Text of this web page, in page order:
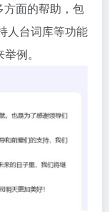
面的帮助，包
人台词库等功能
例。